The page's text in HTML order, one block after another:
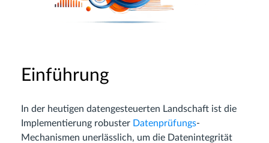
Einführung
In der heutigen datengesteuerten Landschaft ist die
Implementierung robuster Datenprüfungs-
Mechanismen unerlässlich, um die Datenintegrität